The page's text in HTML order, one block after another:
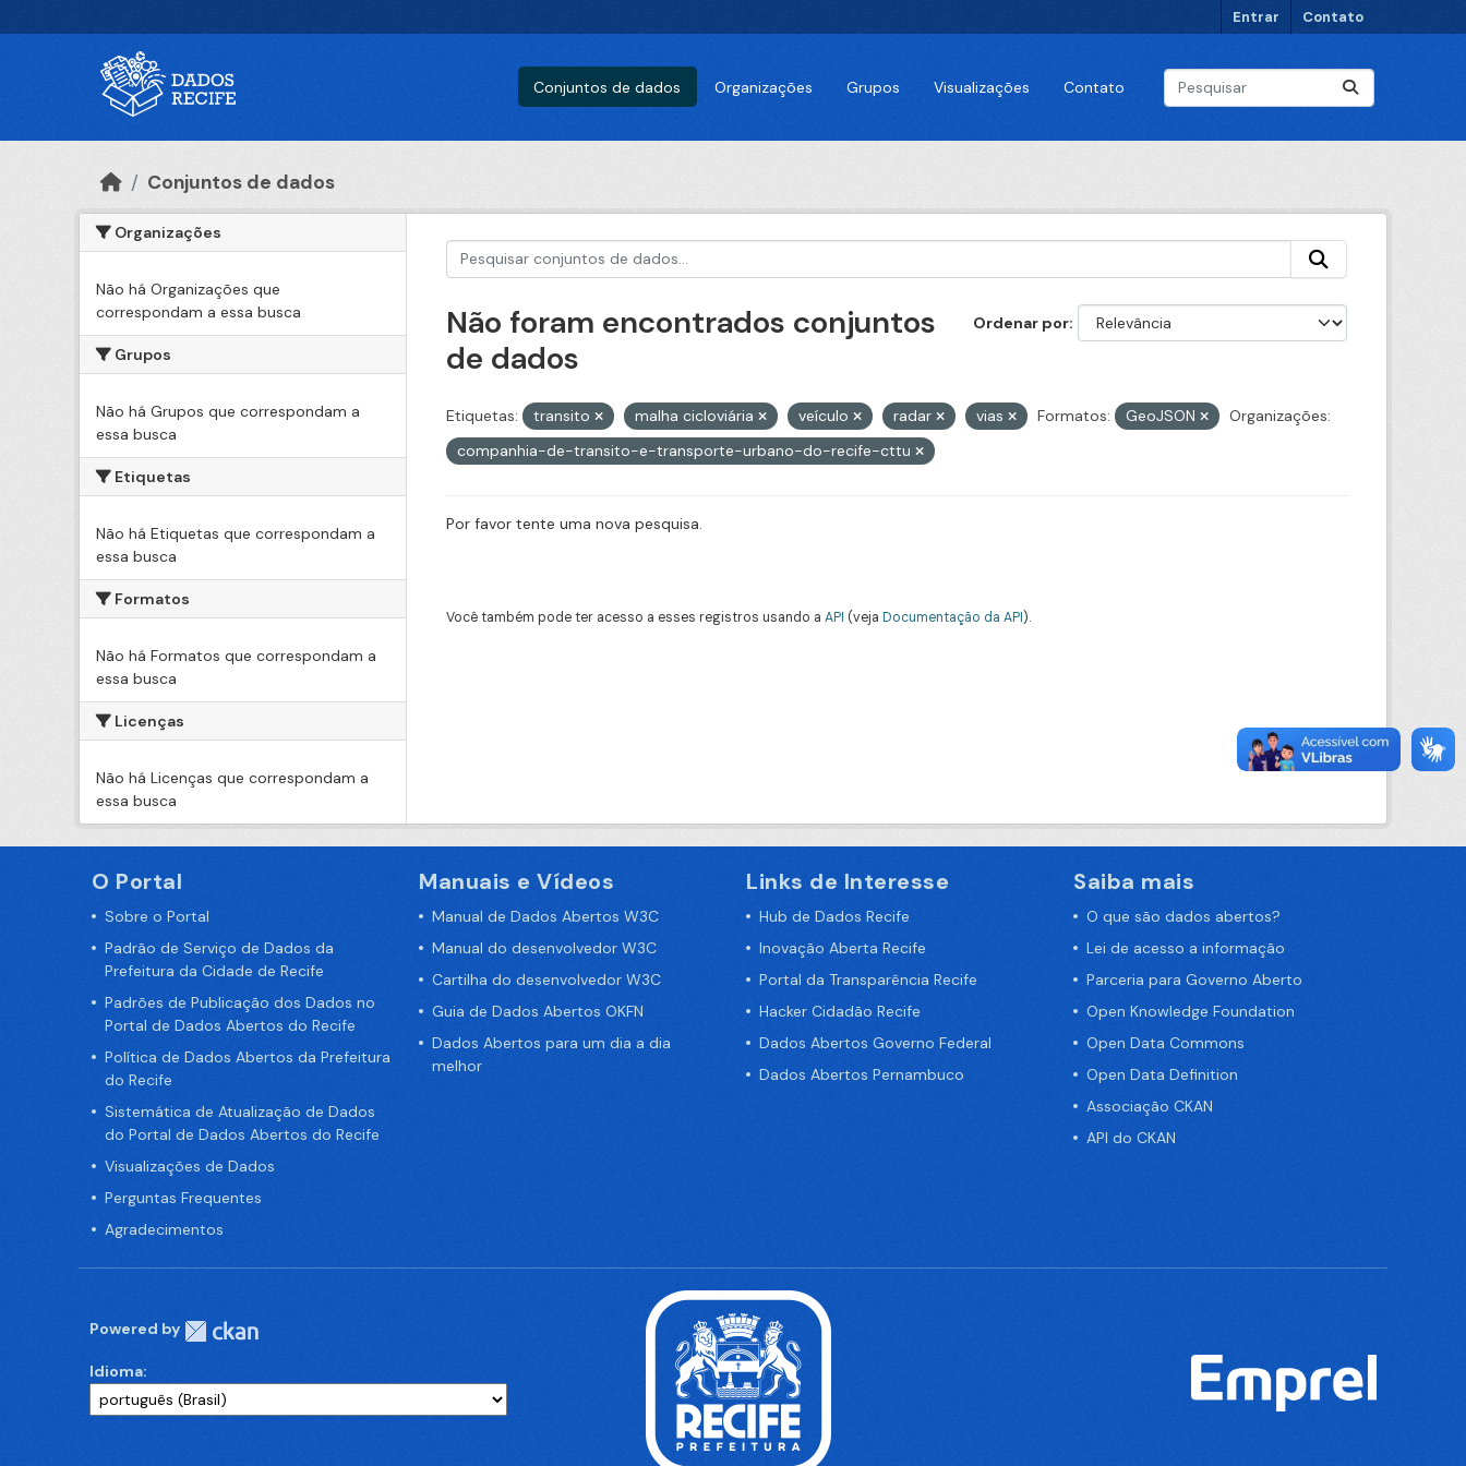
Entrar Contato
Conjuntos de dados Organizações Grupos Visualizações Contato
Conjuntos de dados
Organizações
Não há Organizações que
correspondam a essa busca
Grupos
Não há Grupos que correspondam a
essa busca
Etiquetas
Não há Etiquetas que correspondam a
essa busca
Formatos
Não há Formatos que correspondam a
essa busca
Licenças
Não há Licenças que correspondam a
essa busca
Ordenar por
Não foram encontrados conjuntos
de dados
Etiquetas: transito malha cicloviária veículo radar vias Formatos: GeoJSON
Organizações:
companhia-de-transito-e-transporte-urbano-do-recife-cttu
Por favor tente uma nova pesquisa.
Você também pode ter acesso a esses registros usando a API (veja Documentação da API).
O Portal
Sobre o Portal
Padrão de Serviço de Dados da
Prefeitura da Cidade de Recife
Padrões de Publicação dos Dados no
Portal de Dados Abertos do Recife
Política de Dados Abertos da Prefeitura
do Recife
Sistemática de Atualização de Dados
do Portal de Dados Abertos do Recife
Visualizações de Dados
Perguntas Frequentes
Agradecimentos
Manuais e Vídeos
Manual de Dados Abertos W3C
Manual do desenvolvedor W3C
Cartilha do desenvolvedor W3C
Guia de Dados Abertos OKFN
Dados Abertos para um dia a dia
melhor
Links de Interesse
Hub de Dados Recife
Inovação Aberta Recife
Portal da Transparência Recife
Hacker Cidadão Recife
Dados Abertos Governo Federal
Dados Abertos Pernambuco
Saiba mais
O que são dados abertos?
Lei de acesso a informação
Parceria para Governo Aberto
Open Knowledge Foundation
Open Data Commons
Open Data Definition
Associação CKAN
API do CKAN
Powered by
Idioma